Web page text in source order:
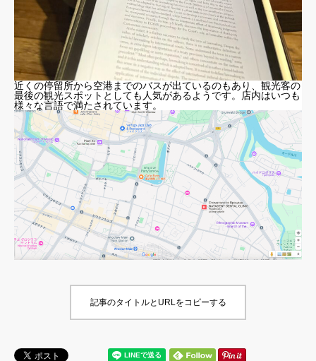
近くの停留所から空港までのバスが出ているのもあり、観光客の
最後の観光スポットとしても人気があるようです。店内はいつも
様々な言語で満たされています。
記事のタイトルとURLをコピーする